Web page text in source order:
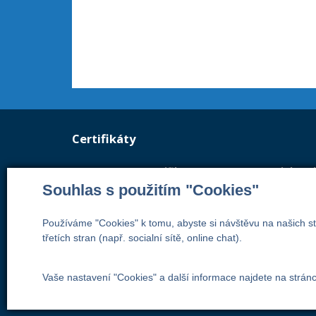
Souhlas s použitím "Cookies"
Používáme "Cookies" k tomu, abyste si návštěvu na našich
třetích stran (např. socialní sítě, online chat).
Vaše nastavení "Cookies" a další informace najdete na
Certifikáty
Certifikace managementu jakosti
Vydán akreditovaným certifikačním
Číslo certifikátu: 42014103